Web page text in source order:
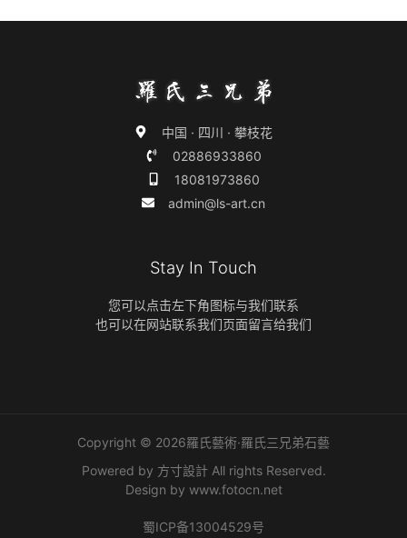
中国 · 四川 · 攀枝花
02886933860
18081973860
admin@ls-art.cn
Stay In Touch
您可以点击左下角图标与我们联系
也可以在网站联系我们页面留言给我们
Copyright © 2026羅氏藝術·羅氏三兄弟石藝
Powered by 方寸設計 All rights Reserved.
Design by www.fotocn.net
蜀ICP备13004529号